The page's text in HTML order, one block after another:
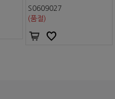
S0609027
(품절)